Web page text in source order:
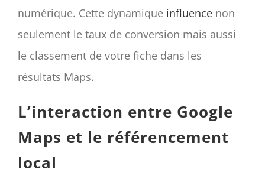
numérique. Cette dynamique influence non
seulement le taux de conversion mais aussi
le classement de votre fiche dans les
résultats Maps.
L’interaction entre Google
Maps et le référencement
local